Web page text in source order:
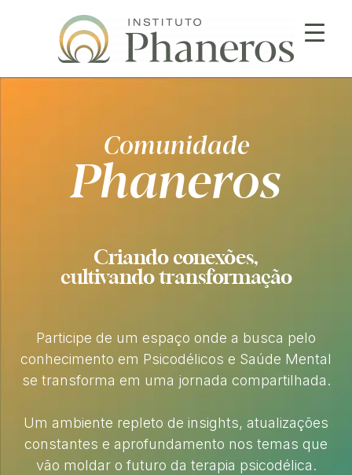
Comunidade
Phaneros
Criando conexões,
cultivando transformação
Participe de um espaço onde a busca pelo
conhecimento em Psicodélicos e Saúde Mental
se transforma em uma jornada compartilhada.
Um ambiente repleto de insights, atualizações
constantes e aprofundamento nos temas que
vão moldar o futuro da terapia psicodélica.